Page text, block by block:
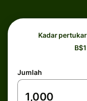
Kadar
Jumlah